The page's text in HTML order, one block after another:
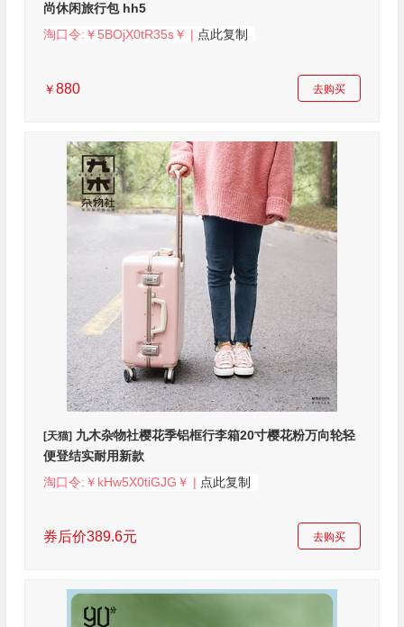
尚休闲旅行包 hh5
淘口令:￥5BOjX0tR35s￥ | 点此复制
￥880 去购买
[天猫]九木杂物社樱花季铝框行李箱20寸樱花粉万向轮轻
便登结实耐用新款
淘口令:￥kHw5X0tiGJG￥ | 点此复制
券后价389.6元 去购买